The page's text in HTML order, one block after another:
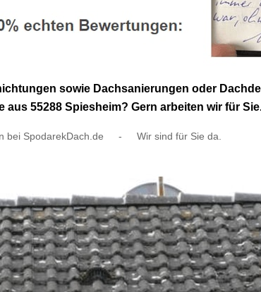
sowie Dachsanierungen oder
55288 Spiesheim? Gern arbeiten wir für
bei SpodarekDach.de - Wir sind für Sie da.